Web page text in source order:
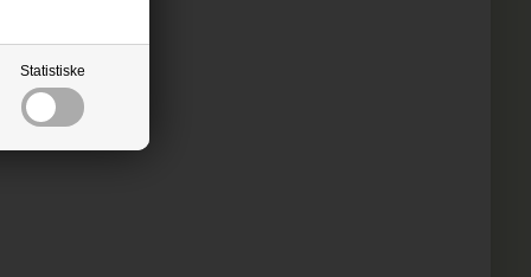
Statistiske